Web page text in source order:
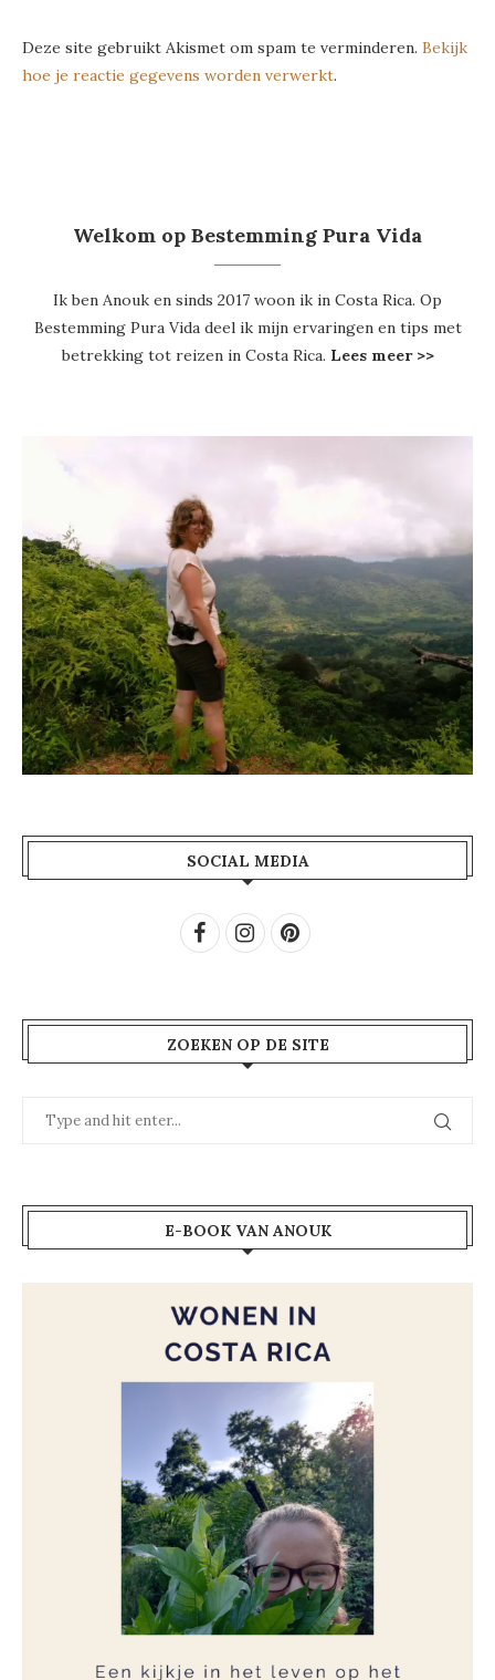
Deze site gebruikt Akismet om spam te verminderen. Bekijk
hoe je reactie gegevens worden verwerkt.
Welkom op Bestemming Pura Vida
Ik ben Anouk en sinds 2017 woon ik in Costa Rica. Op
Bestemming Pura Vida deel ik mijn ervaringen en tips met
betrekking tot reizen in Costa Rica. Lees meer >>
SOCIAL MEDIA
ZOEKEN OP DE SITE
E-BOOK VAN ANOUK